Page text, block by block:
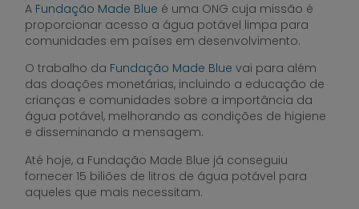
A Fundação Made Blue é uma ONG cuja missão é
proporcionar acesso a água potável limpa para
comunidades em países em desenvolvimento.
O trabalho da Fundação Made Blue vai para além
das doações monetárias, incluindo a educação de
crianças e comunidades sobre a importância da
água potável, melhorando as condições de higiene
e disseminando a mensagem.
Até hoje, a Fundação Made Blue já conseguiu
fornecer 15 biliões de litros de água potável para
aqueles que mais necessitam.